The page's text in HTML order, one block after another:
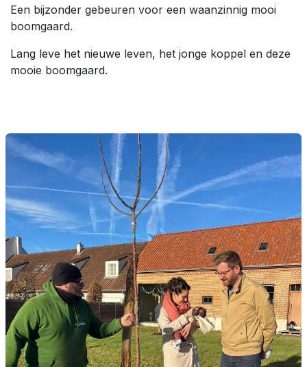
Een bijzonder gebeuren voor een waanzinnig mooi
boomgaard.
Lang leve het nieuwe leven, het jonge koppel en deze
mooie boomgaard.